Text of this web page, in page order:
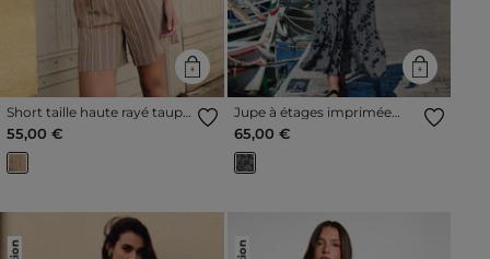
Short taille haute rayé taupe
femme
55,00 €
Jupe à étages imprimée
multicolore femme
65,00 €